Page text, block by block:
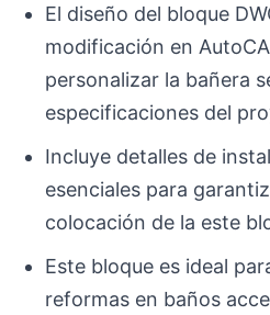
El diseño del bloque
modificación en
personalizar la bañera
especificaciones del
Incluye detalles de
esenciales para
colocación de la este
Este bloque es ideal
reformas en baños